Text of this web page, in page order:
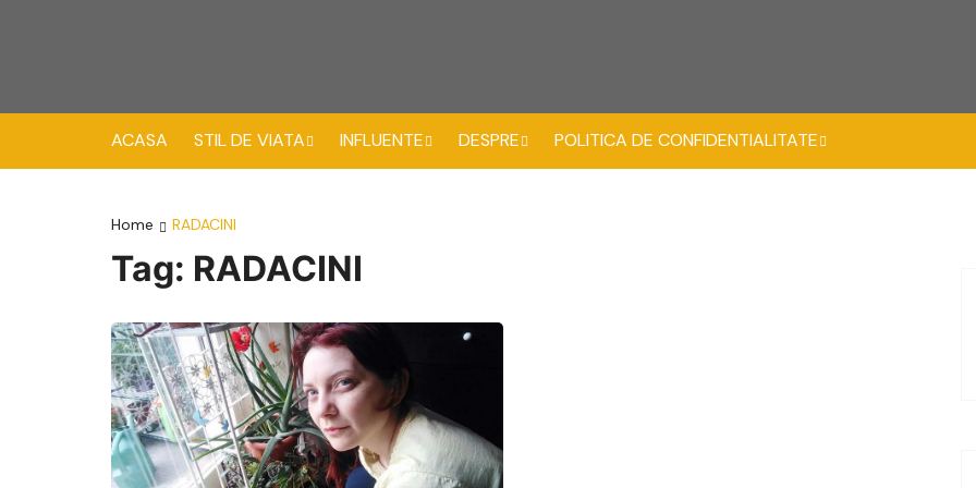
ACASA STIL DE VIATA
au Naturel
Calatorii & Merinde
INFLUENTE DESPRE POLITICA DE CONFIDENTIALITATE
Home RADACINI
Tag: RADACINI